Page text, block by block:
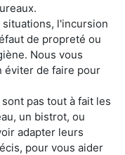
l'incursion
de propreté ou
Nous vous
éviter de faire pour
pas tout à fait les
un bistrot, ou
adapter leurs
pour vous aider